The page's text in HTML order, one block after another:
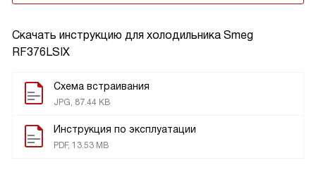
Скачать инструкцию для холодильника Smeg
RF376LSIX
Схема встраивания
JPG, 87.44 KB
Инструкция по эксплуатации
PDF, 13.53 MB